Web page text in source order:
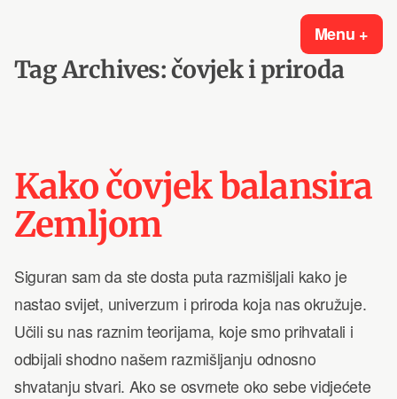
content
Digitalni marketing za mjerljive rezultate i povećanje prodaje.Menu +
Tag Archives:čovjek i priroda
Kako čovjek balansira
Zemljom
Siguran sam da ste dosta puta razmišljali kako je
nastao svijet, univerzum i priroda koja nas okružuje.
Učili su nas raznim teorijama, koje smo prihvatali i
odbijali shodno našem razmišljanju odnosno
shvatanju stvari. Ako se osvrnete oko sebe vidjećete